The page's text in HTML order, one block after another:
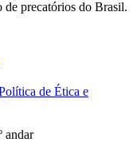
de precatórios do Brasil.
de Ética e
andar